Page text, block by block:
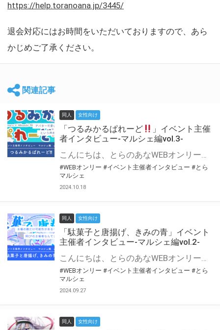
https://help.toranoana.jp/3445/
退会対応にはお時間をいただいておりますので、あら
かじめご了承ください。
関連記事
同人 女性向け
「つるみかるぱれーど
」イベント主催
者インタビュー-マルシェ編vol.3-
こんにちは、とらのあなWEBオンリー運営スタッフです。 新たにお届けする、イベント主催者インタビュー-マルシェ編-は、 とらのあなWEBオンリー「マルシェ」をご利用した主催様に 「マルシェ」を使って開催した感想や心がけをお聞きする企画です。 今回は、WEBオンリー初開催「つるみかるぱれーど
#WEBオンリー #イベント主催者インタビュー #とら
マルシェ
2024.10.18
同人 女性向け
「駄菓子と唐揚げ、きみの青」イベント
主催者インタビュー-マルシェ編vol.2-
こんにちは、とらのあなWEBオンリー運営スタッフです。 新たにお届けする、イベント主催者インタビュー-マルシェ編-は、 とらのあなWEBオンリー「マルシェ」をご利用の主催様に 「マルシェ」を使ってイベントを開催した感想や心がけをお聞きする企画です。 今回は、WEBオンリー初開催「駄菓子と唐揚げ、きみの青」より、 主催のぎこ六屋様にお話を伺いました。 協力：ぎこ六屋様／イベント公式Twitter（@krkgwks） とらのあなWEBオンリー「マルシェ」とは？ WEBオンリーでリアルタイムでコミュニケーションがとれるオンライン会場です。
#WEBオンリー #イベント主催者インタビュー #とら
マルシェ
2024.09.27
同人 女性向け